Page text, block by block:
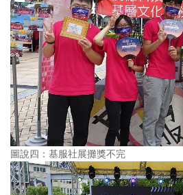
圖說四：基服社展攤獎不完